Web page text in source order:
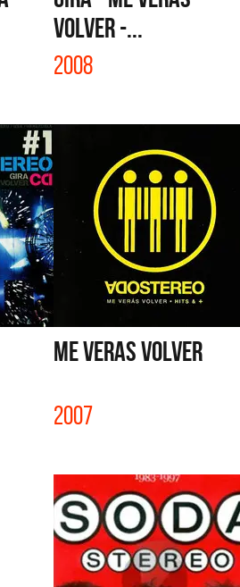
VOLVER -...
2008
ME VERAS VOLVER
2007